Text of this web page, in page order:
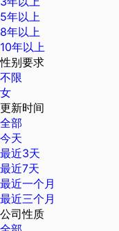
5年以上
8年以上
10年以上
性别要求
不限
女
更新时间
全部
今天
最近3天
最近7天
最近一个月
最近三个月
公司性质